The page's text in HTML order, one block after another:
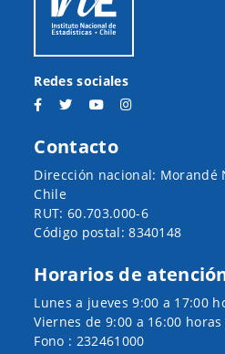
Redes sociales
Contacto
Dirección nacional: Morandé
Chile
RUT: 60.703.000-6
Código postal: 8340148
Horarios de
Lunes a jueves 9:00 a 17:00
Viernes de 9:00 a 16:00 horas
Fono : 232461000